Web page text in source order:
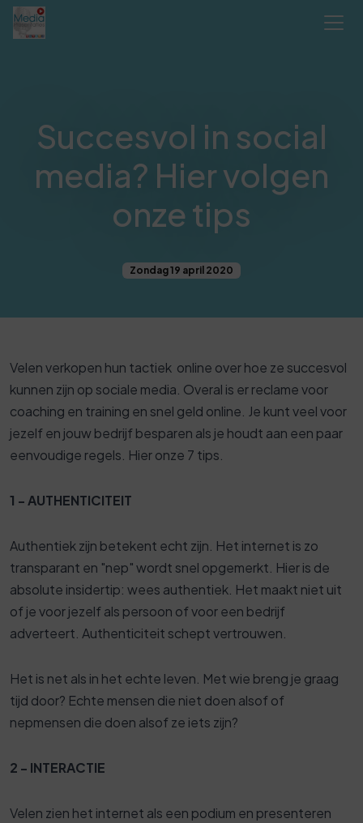
Succesvol in social
media? Hier volgen
onze tips
Zondag 19 april 2020
Velen verkopen hun tactiek online over hoe ze succesvol
kunnen zijn op sociale media. Overal is er reclame voor
coaching en training en snel geld online. Je kunt veel voor
jezelf en jouw bedrijf besparen als je houdt aan een paar
eenvoudige regels. Hier onze 7 tips.
1 - AUTHENTICITEIT
Authentiek zijn betekent echt zijn. Het internet is zo
transparant en "nep" wordt snel opgemerkt. Hier is de
absolute insidertip: wees authentiek. Het maakt niet uit
of je voor jezelf als persoon of voor een bedrijf
adverteert. Authenticiteit schept vertrouwen.
Het is net als in het echte leven. Met wie breng je graag
tijd door? Echte mensen die niet doen alsof of
nepmensen die doen alsof ze iets zijn?
2 - INTERACTIE
Velen zien het internet als een podium en presenteren